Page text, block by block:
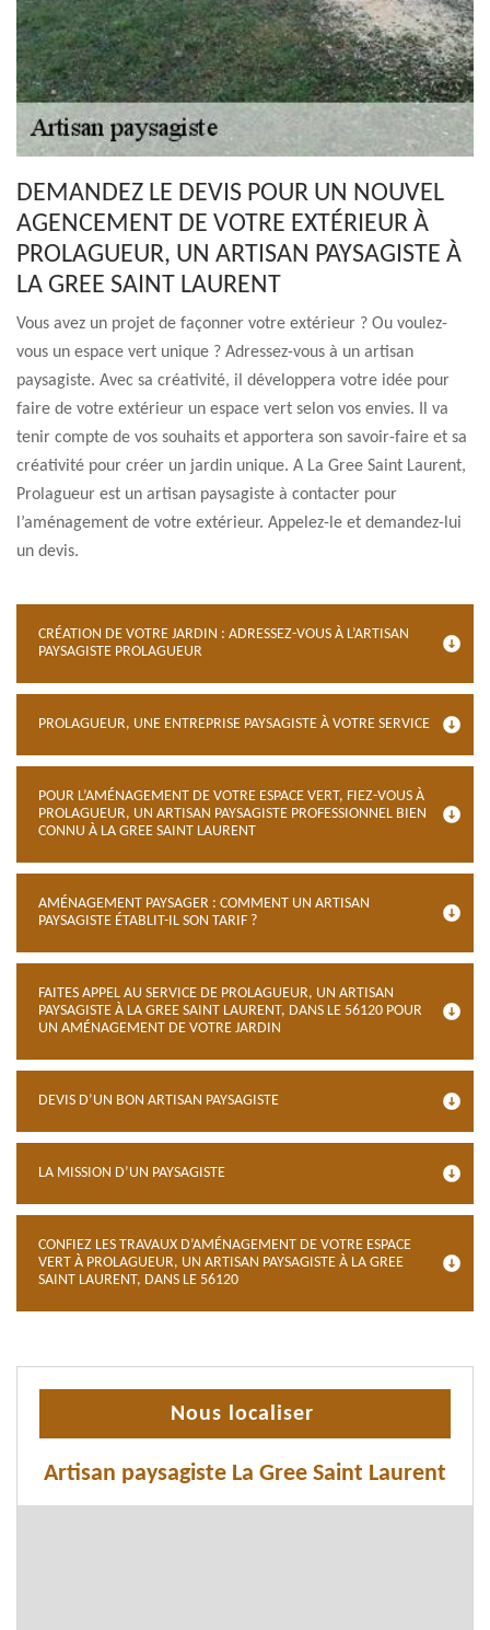
DEMANDEZ LE DEVIS POUR UN NOUVEL
AGENCEMENT DE VOTRE EXTÉRIEUR À
PROLAGUEUR, UN ARTISAN PAYSAGISTE À
LA GREE SAINT LAURENT
Vous avez un projet de façonner votre extérieur ? Ou voulez-
vous un espace vert unique ? Adressez-vous à un artisan
paysagiste. Avec sa créativité, il développera votre idée pour
faire de votre extérieur un espace vert selon vos envies. Il va
tenir compte de vos souhaits et apportera son savoir-faire et sa
créativité pour créer un jardin unique. A La Gree Saint Laurent,
Prolagueur est un artisan paysagiste à contacter pour
l’aménagement de votre extérieur. Appelez-le et demandez-lui
un devis.
CRÉATION DE VOTRE JARDIN : ADRESSEZ-VOUS À L’ARTISAN
PAYSAGISTE PROLAGUEUR
PROLAGUEUR, UNE ENTREPRISE PAYSAGISTE À VOTRE SERVICE
POUR L’AMÉNAGEMENT DE VOTRE ESPACE VERT, FIEZ-VOUS À
PROLAGUEUR, UN ARTISAN PAYSAGISTE PROFESSIONNEL BIEN
CONNU À LA GREE SAINT LAURENT
AMÉNAGEMENT PAYSAGER : COMMENT UN ARTISAN
PAYSAGISTE ÉTABLIT-IL SON TARIF ?
FAITES APPEL AU SERVICE DE PROLAGUEUR, UN ARTISAN
PAYSAGISTE À LA GREE SAINT LAURENT, DANS LE 56120 POUR
UN AMÉNAGEMENT DE VOTRE JARDIN
DEVIS D’UN BON ARTISAN PAYSAGISTE
LA MISSION D’UN PAYSAGISTE
CONFIEZ LES TRAVAUX D’AMÉNAGEMENT DE VOTRE ESPACE
VERT À PROLAGUEUR, UN ARTISAN PAYSAGISTE À LA GREE
SAINT LAURENT, DANS LE 56120
Nous localiser
Artisan paysagiste La Gree Saint Laurent